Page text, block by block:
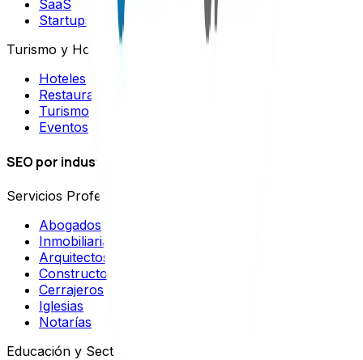
SaaS
Startups
Turismo y Hospitalidad
Hoteles
Restaurantes
Turismo
Eventos
SEO por industrias
Servicios Profesionales
Abogados
Inmobiliarias
Arquitectos
Constructoras
Cerrajeros
Iglesias
Notarías
Educación y Sector Público